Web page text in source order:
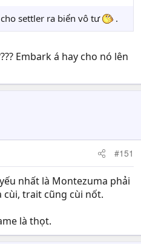
settler ra biển vô tư .
Embark á hay cho nó lên
#151
nhất là Montezuma phải
cùi, trait cũng cùi nốt.
là thọt.